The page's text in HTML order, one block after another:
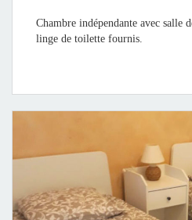
Chambre indépendante avec salle
linge de toilette fournis.